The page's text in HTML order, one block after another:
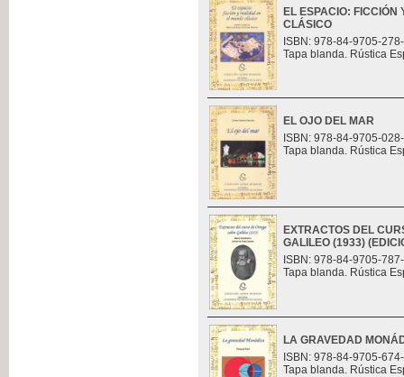
EL ESPACIO:
CLÁSICO
ISBN: 978-84-9705-
Tapa blanda. Rústica
EL OJO DEL MAR
ISBN: 978-84-9705-
Tapa blanda. Rústica
EXTRACTOS DEL
GALILEO (1933)
ISBN: 978-84-9705-
Tapa blanda. Rústica
LA GRAVEDAD
ISBN: 978-84-9705-
Tapa blanda. Rústica